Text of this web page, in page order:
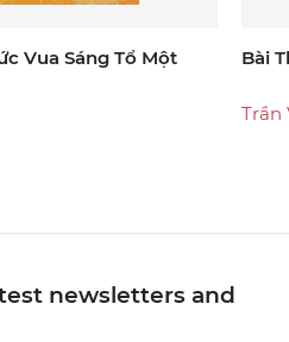
Vua Sáng Tổ Một
Bài
Trần
newsletters and